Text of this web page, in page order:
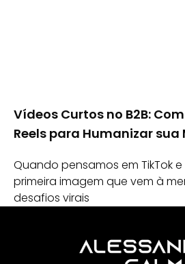
Vídeos Curtos no B2B:
Reels para Humanizar sua
Quando pensamos em TikTok e
primeira imagem que vem à
desafios virais